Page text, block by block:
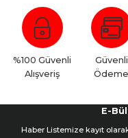
Bu
%100 Güvenli
Alışveriş
Güvenli
Ödeme
E-
Haber Listemize kayıt